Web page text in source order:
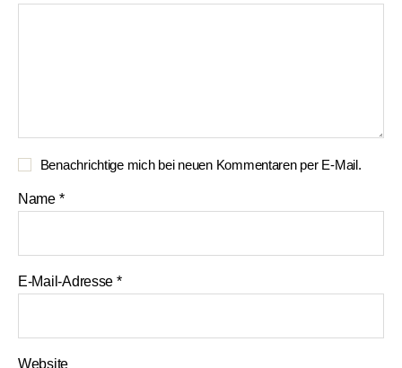
Benachrichtige mich bei neuen Kommentaren per E-Mail.
Name *
E-Mail-Adresse *
Website